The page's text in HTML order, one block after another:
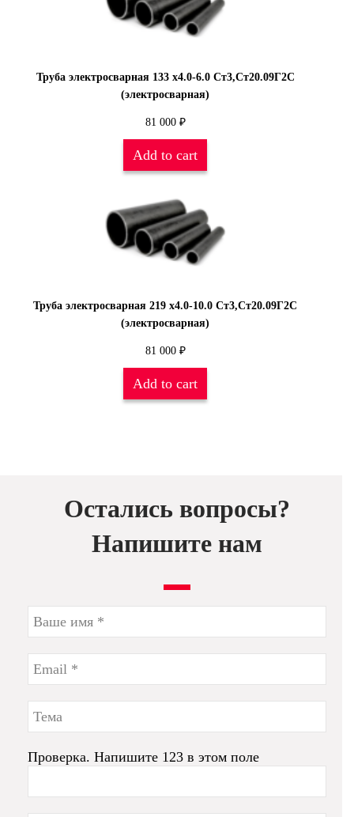
Труба электросварная 133 х4.0-6.0 Ст3,Ст20.09Г2С
(электросварная)
81 000 ₽
Add to cart
Труба электросварная 219 х4.0-10.0 Ст3,Ст20.09Г2С
(электросварная)
81 000 ₽
Add to cart
Остались вопросы?
Напишите нам
Проверка. Напишите 123 в этом поле